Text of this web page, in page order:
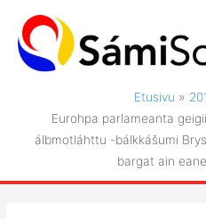
sisältöön
Etusivu
Eurohpa parlameanta
álbmotláhttu -bálkkášumi
bargat ain